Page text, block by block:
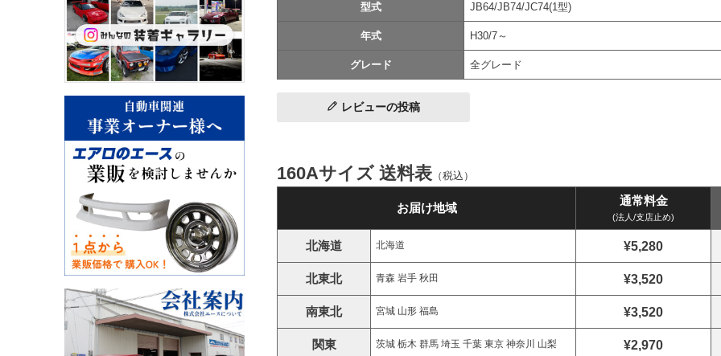
型式 JB64/JB74/JC74(1型)
年式 H30/7～
グレード 全グレード
レビューの投稿
160Aサイズ 送料表 （税込）
お届け地域
通常料金
(法人/支店止め)
北海道 北海道 ¥5,280
北東北 青森 岩手 秋田 ¥3,520
南東北 宮城 山形 福島 ¥3,520
関東 茨城 栃木 群馬 埼玉 千葉 東京 神奈川 山梨 ¥2,970